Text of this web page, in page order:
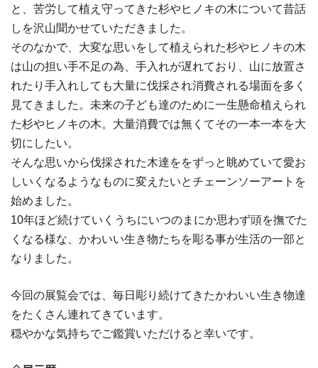
と、苦労して植え守ってきた杉やヒノキの木について昔話
しを沢山聞かせていただきました。
そのなかで、大変な思いをして植えられた杉やヒノキの木
は山の担い手不足の為、手入れが遅れており、山に放置さ
れたり手入れしても大量に伐採され消費される場面を多く
見てきました。未来の子ども達のために一生懸命植えられ
た杉やヒノキの木。大量消費では無くてその一本一本を大
切にしたい。
そんな思いから伐採された木達ををずっと眺めていて愛お
しいくなるようなものに変えたいとチェーンソーアートを
始めました。
10年ほど続けていくうちにいつのまにか思わず頭を撫でた
くなる様な、かわいい生き物たちを彫る事が生活の一部と
なりました。
今回の展覧会では、毎日彫り続けてきたかわいい生き物達
をたくさん連れてきています。
穏やかな気持ちでご鑑賞いただけると幸いです。